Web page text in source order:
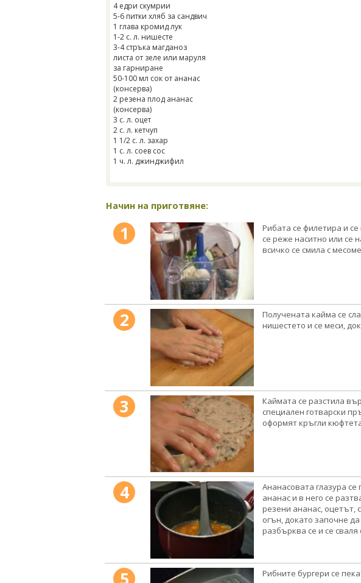
4 едри скумрии
5-6 питки хляб за сандвич
1 глава кромид лук
1-2 с. л. нишесте
3-4 стръка магданоз
листа от зеле или маруля
за гарниране
50-100 мл сок от ананас
(консерва)
2 резена плод ананас
(консерва)
3 с. л. оцет
2 с. л. кетчуп
1 1/2 с. л. захар
1 с. л. соев сос
1 ч. л. джинджифил
Начин на приготвяне:
1
Рибата се филетира и
се реже наситно или се
всичко се смила с
2
Получената кайма се
нишестето и се меси,
3
Каймата се разстила
специален готварски
оформят кръгли
4
Ананасовата глазура се
ананас и в него се
резени ананас, оцетът,
огън, докато започне
разбърква се и се сваля
Рибните бургери се